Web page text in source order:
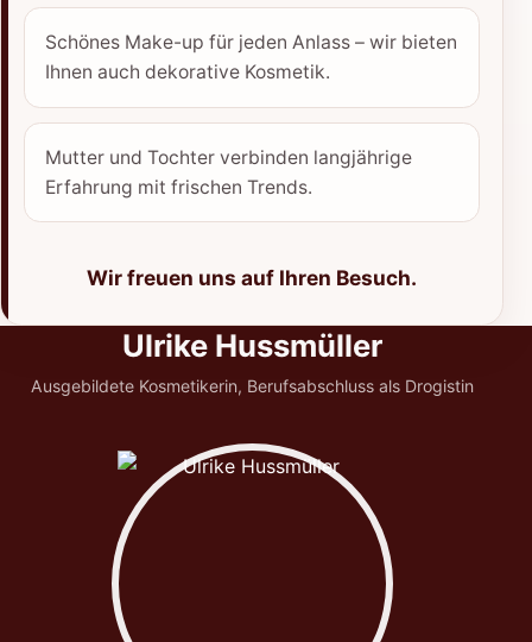
Schönes Make-up für jeden Anlass – wir bieten
Ihnen auch dekorative Kosmetik.
Mutter und Tochter verbinden langjährige
Erfahrung mit frischen Trends.
Wir freuen uns auf Ihren Besuch.
Unser TeamUlrike Hussmüller
Ausgebildete Kosmetikerin, Berufsabschluss als Drogistin